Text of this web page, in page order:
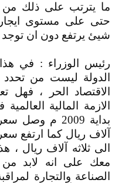
ما يترتب على ذلك من
حتى على مستوى
شيئ يرتفع دون ان توجد
رئيس الوزراء : في هذا
الدولة ليست من تحدد
الاقتصاد الحر ، فهل
بداية 2009
آلاف ريال كما ارتفع
الى ثلاثه آلاف ريال
معك على انه لابد من
الصناعة والتجارة